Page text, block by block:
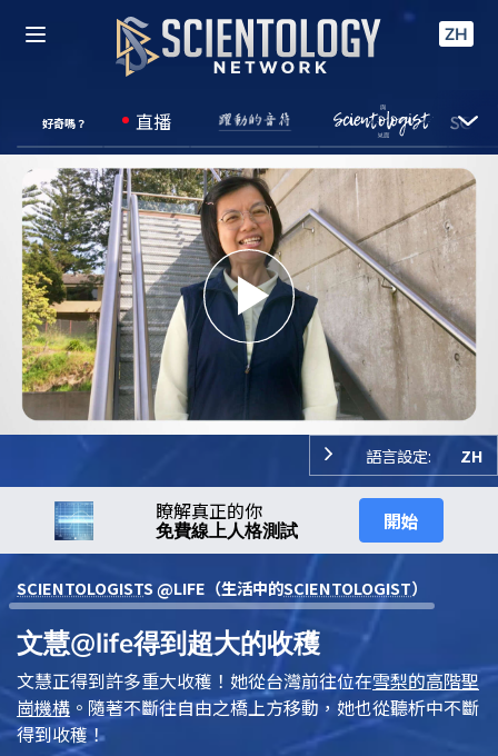
ZH
好奇嗎？ 直播
Play
Video
語言設定: ZH
瞭解真正的你
免費線上人格測試 開始
SCIENTOLOGISTS @LIFE（生活中的SCIENTOLOGIST）
文慧@life得到超大的收穫
文慧正得到許多重大收穫！她從台灣前往位在雪梨的高階聖
崗機構 。隨著不斷往自由之橋上方移動，她也從聽析中不斷
得到收穫！